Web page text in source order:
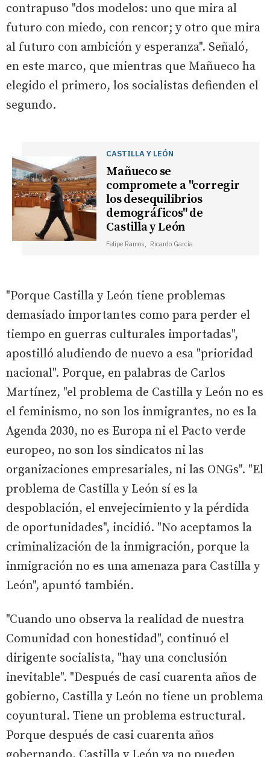
contrapuso "dos modelos: uno que mira al
futuro con miedo, con rencor; y otro que mira
al futuro con ambición y esperanza". Señaló,
en este marco, que mientras que Mañueco ha
elegido el primero, los socialistas defienden el
segundo.
CASTILLA Y LEÓN
Mañueco se
compromete a "corregir
los desequilibrios
demográficos" de
Castilla y León
Felipe Ramos, Ricardo García
"Porque Castilla y León tiene problemas
demasiado importantes como para perder el
tiempo en guerras culturales importadas",
apostilló aludiendo de nuevo a esa "prioridad
nacional". Porque, en palabras de Carlos
Martínez, "el problema de Castilla y León no es
el feminismo, no son los inmigrantes, no es la
Agenda 2030, no es Europa ni el Pacto verde
europeo, no son los sindicatos ni las
organizaciones empresariales, ni las ONGs". "El
problema de Castilla y León sí es la
despoblación, el envejecimiento y la pérdida
de oportunidades", incidió. "No aceptamos la
criminalización de la inmigración, porque la
inmigración no es una amenaza para Castilla y
León", apuntó también.
"Cuando uno observa la realidad de nuestra
Comunidad con honestidad", continuó el
dirigente socialista, "hay una conclusión
inevitable". "Después de casi cuarenta años de
gobierno, Castilla y León no tiene un problema
coyuntural. Tiene un problema estructural.
Porque después de casi cuarenta años